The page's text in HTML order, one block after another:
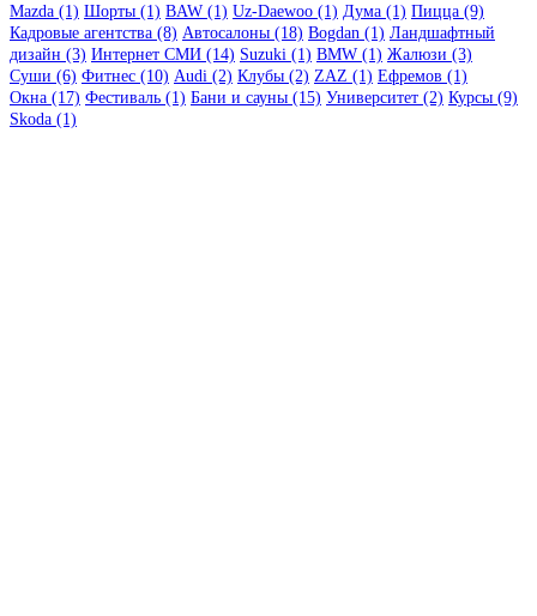
Mazda (1) Шорты (1) BAW (1) Uz-Daewoo (1) Дума (1) Пицца (9)
Кадровые агентства (8) Автосалоны (18) Bogdan (1) Ландшафтный
дизайн (3) Интернет СМИ (14) Suzuki (1) BMW (1) Жалюзи (3)
Суши (6) Фитнес (10) Audi (2) Клубы (2) ZAZ (1) Ефремов (1)
Окна (17) Фестиваль (1) Бани и сауны (15) Университет (2) Курсы (9)
Skoda (1)